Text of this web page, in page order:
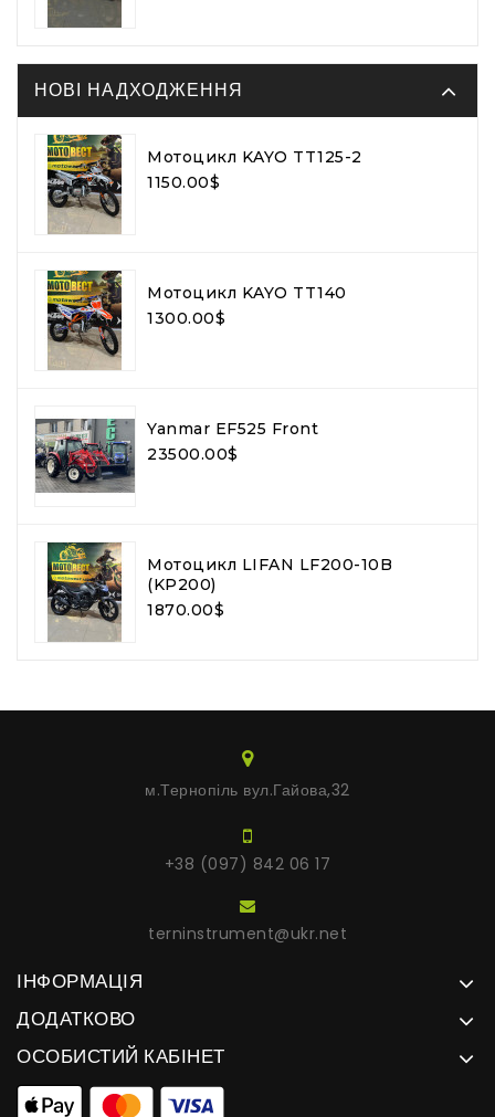
НОВІ НАДХОДЖЕННЯ
Мотоцикл KAYO TT125-2
1150.00$
Мотоцикл KAYO TT140
1300.00$
Yanmar EF525 Front
23500.00$
Мотоцикл LIFAN LF200-10B
(KP200)
1870.00$
м.Тернопіль вул.Гайова,32
+38 (097) 842 06 17
terninstrument@ukr.net
ІНФОРМАЦІЯ
ДОДАТКОВО
ОСОБИСТИЙ КАБІНЕТ